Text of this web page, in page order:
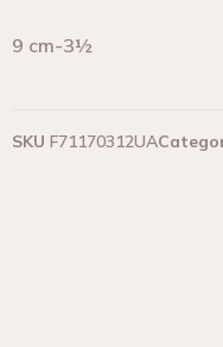
9 cm-3½
SKU F71170312UA